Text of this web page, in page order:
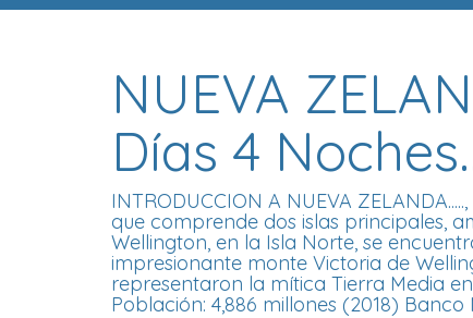
NUEVA
Días 4
INTRODUCCION A NUEVA
que comprende dos islas principales,
Wellington, en la Isla Norte, se
impresionante monte Victoria de
representaron la mítica Tierra Media
Población: 4,886 millones (2018)